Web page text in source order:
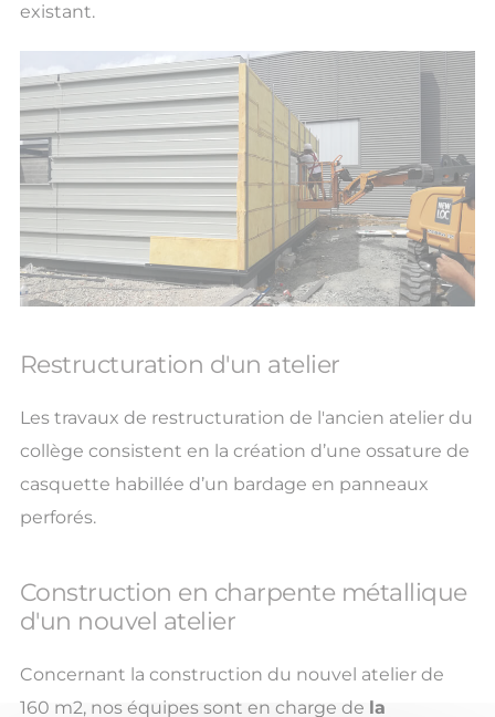
existant.
Restructuration d'un atelier
Les travaux de restructuration de l'ancien atelier du
collège consistent en la création d’une ossature de
casquette habillée d’un bardage en panneaux
perforés.
Construction en charpente métallique
d'un nouvel atelier
Concernant la construction du nouvel atelier de
160 m2, nos équipes sont en charge de la